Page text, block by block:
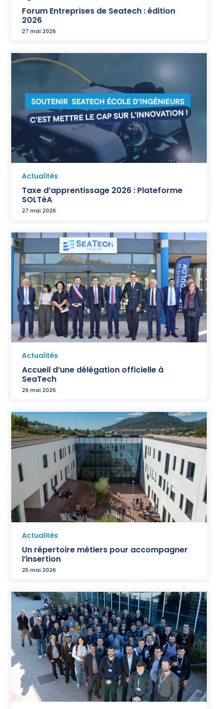
Forum Entreprises de Seatech : édition
2026
27 mai 2026
Actualités
Taxe d’apprentissage 2026 : Plateforme
SOLTéA
27 mai 2026
Actualités
Accueil d’une délégation officielle à
SeaTech
26 mai 2026
Actualités
Un répertoire métiers pour accompagner
l’insertion
25 mai 2026